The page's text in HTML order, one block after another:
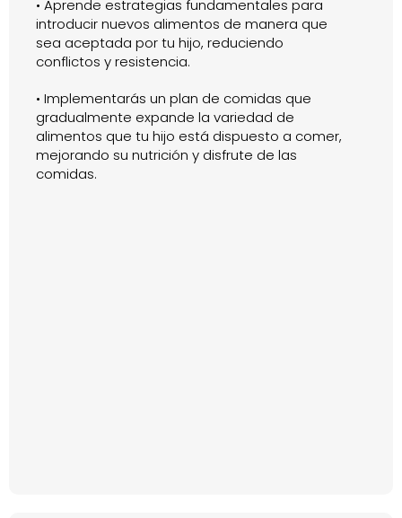
• Aprende estrategias fundamentales para
introducir nuevos alimentos de manera que
sea aceptada por tu hijo, reduciendo
conflictos y resistencia.
• Implementarás un plan de comidas que
gradualmente expande la variedad de
alimentos que tu hijo está dispuesto a comer,
mejorando su nutrición y disfrute de las
comidas.